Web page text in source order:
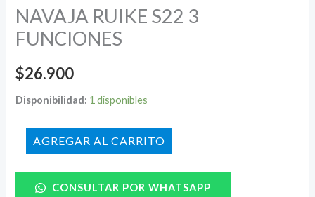
NAVAJA RUIKE S22 3
FUNCIONES
$26.900
Disponibilidad: 1 disponibles
FUNCIONES
cantidad
AÑADIR AL CARRITO
CONSULTAR POR WHATSAPP